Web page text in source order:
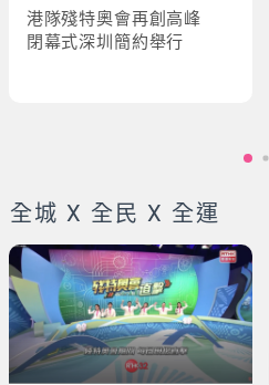
港隊殘特奧會再創高峰
閉幕式深圳簡約舉行
全城 X 全民 X 全運